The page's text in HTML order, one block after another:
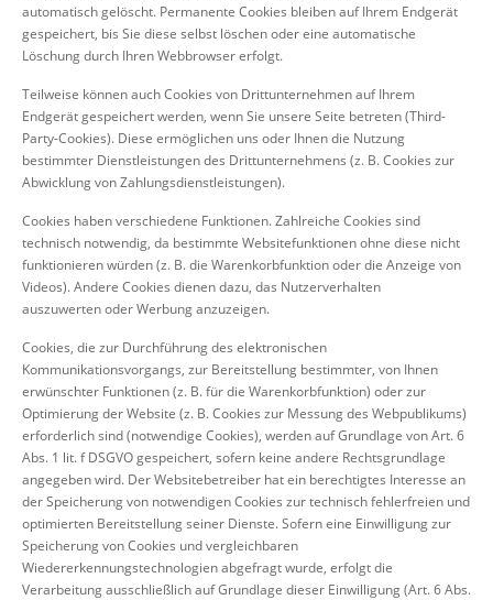
automatisch gelöscht. Permanente Cookies bleiben auf Ihrem Endgerät
gespeichert, bis Sie diese selbst löschen oder eine automatische
Löschung durch Ihren Webbrowser erfolgt.
Teilweise können auch Cookies von Drittunternehmen auf Ihrem
Endgerät gespeichert werden, wenn Sie unsere Seite betreten (Third-
Party-Cookies). Diese ermöglichen uns oder Ihnen die Nutzung
bestimmter Dienstleistungen des Drittunternehmens (z. B. Cookies zur
Abwicklung von Zahlungsdienstleistungen).
Cookies haben verschiedene Funktionen. Zahlreiche Cookies sind
technisch notwendig, da bestimmte Websitefunktionen ohne diese nicht
funktionieren würden (z. B. die Warenkorbfunktion oder die Anzeige von
Videos). Andere Cookies dienen dazu, das Nutzerverhalten
auszuwerten oder Werbung anzuzeigen.
Cookies, die zur Durchführung des elektronischen
Kommunikationsvorgangs, zur Bereitstellung bestimmter, von Ihnen
erwünschter Funktionen (z. B. für die Warenkorbfunktion) oder zur
Optimierung der Website (z. B. Cookies zur Messung des Webpublikums)
erforderlich sind (notwendige Cookies), werden auf Grundlage von Art. 6
Abs. 1 lit. f DSGVO gespeichert, sofern keine andere Rechtsgrundlage
angegeben wird. Der Websitebetreiber hat ein berechtigtes Interesse an
der Speicherung von notwendigen Cookies zur technisch fehlerfreien und
optimierten Bereitstellung seiner Dienste. Sofern eine Einwilligung zur
Speicherung von Cookies und vergleichbaren
Wiedererkennungstechnologien abgefragt wurde, erfolgt die
Verarbeitung ausschließlich auf Grundlage dieser Einwilligung (Art. 6 Abs.